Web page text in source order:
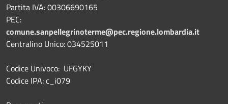
Partita IVA: 00306690165
PEC:
comune.sanpellegrinoterme@pec.regione.lombardia.it
Centralino Unico: 034525011
Codice Univoco: UFGYKY
Codice IPA: c_i079